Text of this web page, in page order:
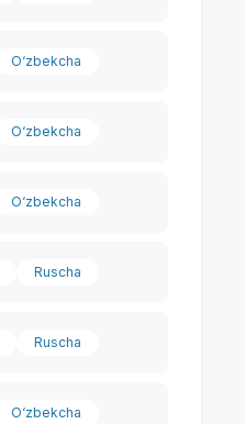
O‘zbekcha
O‘zbekcha
O‘zbekcha
Ruscha
Ruscha
O‘zbekcha